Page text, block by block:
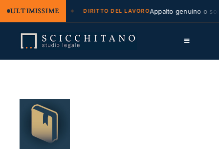
ULTIMISSIME
e regresso DIRITTO DEL LAVOROAppalto genuino o
contenuto
Toggle
Approfondimenti